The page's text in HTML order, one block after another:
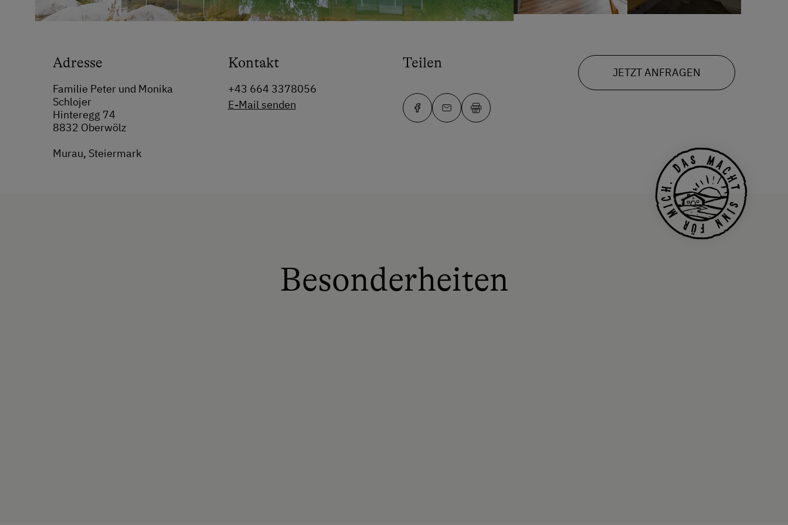
Adresse
Familie Peter und Monika
Schlojer
Hinteregg 74
8832 Oberwölz
Murau, Steiermark
Kontakt
+43 664 3378056
E-Mail senden
Teilen
JETZT ANFRAGEN
Besonderheiten